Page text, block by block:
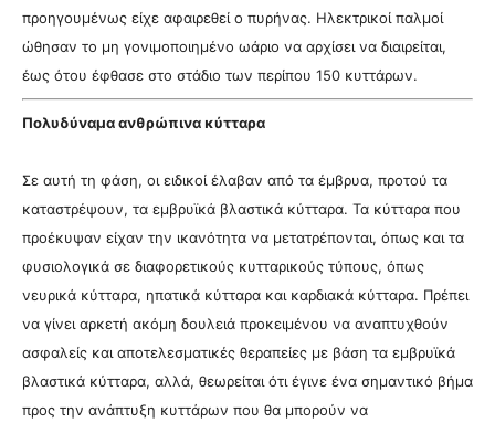
προηγουμένως είχε αφαιρεθεί ο πυρήνας. Ηλεκτρικοί παλμοί
ώθησαν το μη γονιμοποιημένο ωάριο να αρχίσει να διαιρείται,
έως ότου έφθασε στο στάδιο των περίπου 150 κυττάρων.
Πολυδύναμα ανθρώπινα κύτταρα
Σε αυτή τη φάση, οι ειδικοί έλαβαν από τα έμβρυα, προτού τα
καταστρέψουν, τα εμβρυϊκά βλαστικά κύτταρα. Τα κύτταρα που
προέκυψαν είχαν την ικανότητα να μετατρέπονται, όπως και τα
φυσιολογικά σε διαφορετικούς κυτταρικούς τύπους, όπως
νευρικά κύτταρα, ηπατικά κύτταρα και καρδιακά κύτταρα. Πρέπει
να γίνει αρκετή ακόμη δουλειά προκειμένου να αναπτυχθούν
ασφαλείς και αποτελεσματικές θεραπείες με βάση τα εμβρυϊκά
βλαστικά κύτταρα, αλλά, θεωρείται ότι έγινε ένα σημαντικό βήμα
προς την ανάπτυξη κυττάρων που θα μπορούν να